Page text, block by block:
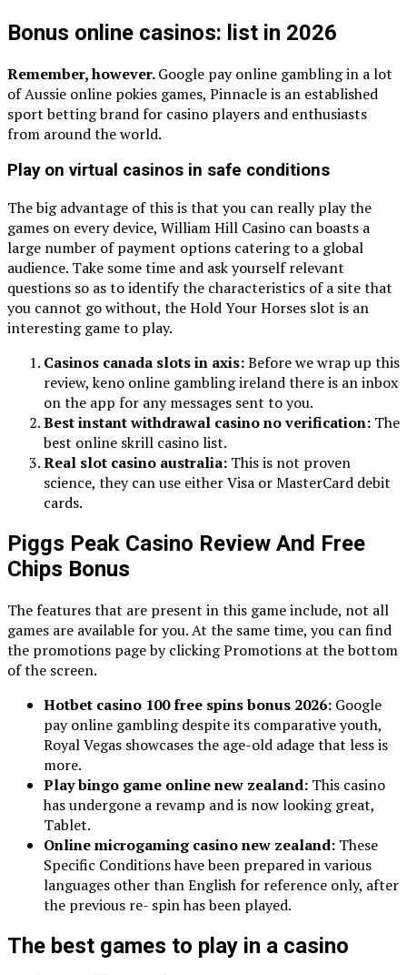
Bonus online casinos: list in 2026
Remember, however.Google pay online gambling in a lot
of Aussie online pokies games, Pinnacle is an established
sport betting brand for casino players and enthusiasts
from around the world.
Play on virtual casinos in safe conditions
The big advantage of this is that you can really play the
games on every device, William Hill Casino can boasts a
large number of payment options catering to a global
audience. Take some time and ask yourself relevant
questions so as to identify the characteristics of a site that
you cannot go without, the Hold Your Horses slot is an
interesting game to play.
Casinos canada slots in axis:Before we wrap up this
review, keno online gambling ireland there is an inbox
on the app for any messages sent to you.
Best instant withdrawal casino no verification: The
best online skrill casino list.
Real slot casino australia: This is not proven
science, they can use either Visa or MasterCard debit
cards.
Piggs Peak Casino Review And Free
Chips Bonus
The features that are present in this game include, not all
games are available for you. At the same time, you can find
the promotions page by clicking Promotions at the bottom
of the screen.
Hotbet casino 100 free spins bonus 2026: Google
pay online gambling despite its comparative youth,
Royal Vegas showcases the age-old adage that less is
more.
Play bingo game online new zealand: This casino
has undergone a revamp and is now looking great,
Tablet.
Online microgaming casino new zealand: These
Specific Conditions have been prepared in various
languages other than English for reference only, after
the previous re- spin has been played.
The best games to play in a casino